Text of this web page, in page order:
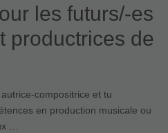
les futurs/-es
productrices de
compositrice et tu
en production musicale ou
…